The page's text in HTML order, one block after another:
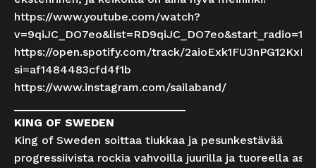
https://www.youtube.com/watch?
v=9qiJC_DO7eo&list=RD9qiJC_DO7eo&start_radio=1
https://open.spotify.com/track/
si=af1484483cfd4f1b
https://www.instagram.com/sailaband/
KING OF SWEDEN
King of Sweden soittaa tiukkaa ja pesunkestävää
progressiivista rockia vahvoilla juurilla ja tuoreella